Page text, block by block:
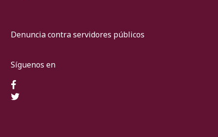
Denuncia contra servidores públicos
Síguenos en